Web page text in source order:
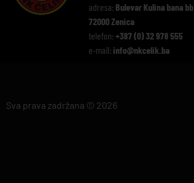
adresa: Bulevar Kulina bana bb
72000 Zenica
telefon: +387 (0) 32 978 555
e-mail: info@nkcelik.ba
Sva prava zadržana © 2026